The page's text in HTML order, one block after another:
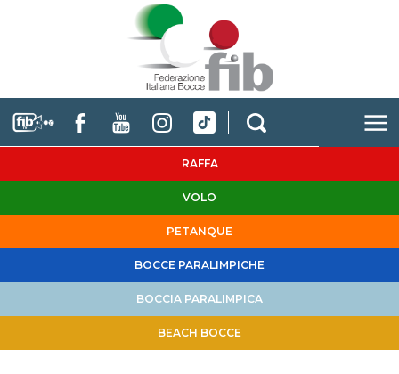
RAFFA
VOLO
PETANQUE
BOCCE PARALIMPICHE
BOCCIA PARALIMPICA
BEACH BOCCE